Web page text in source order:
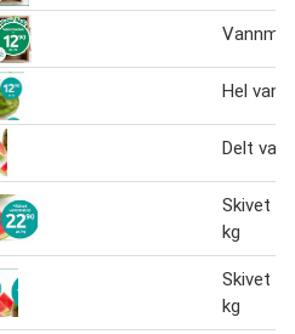
Hel
Delt
Skivet
kg
Skivet
kg